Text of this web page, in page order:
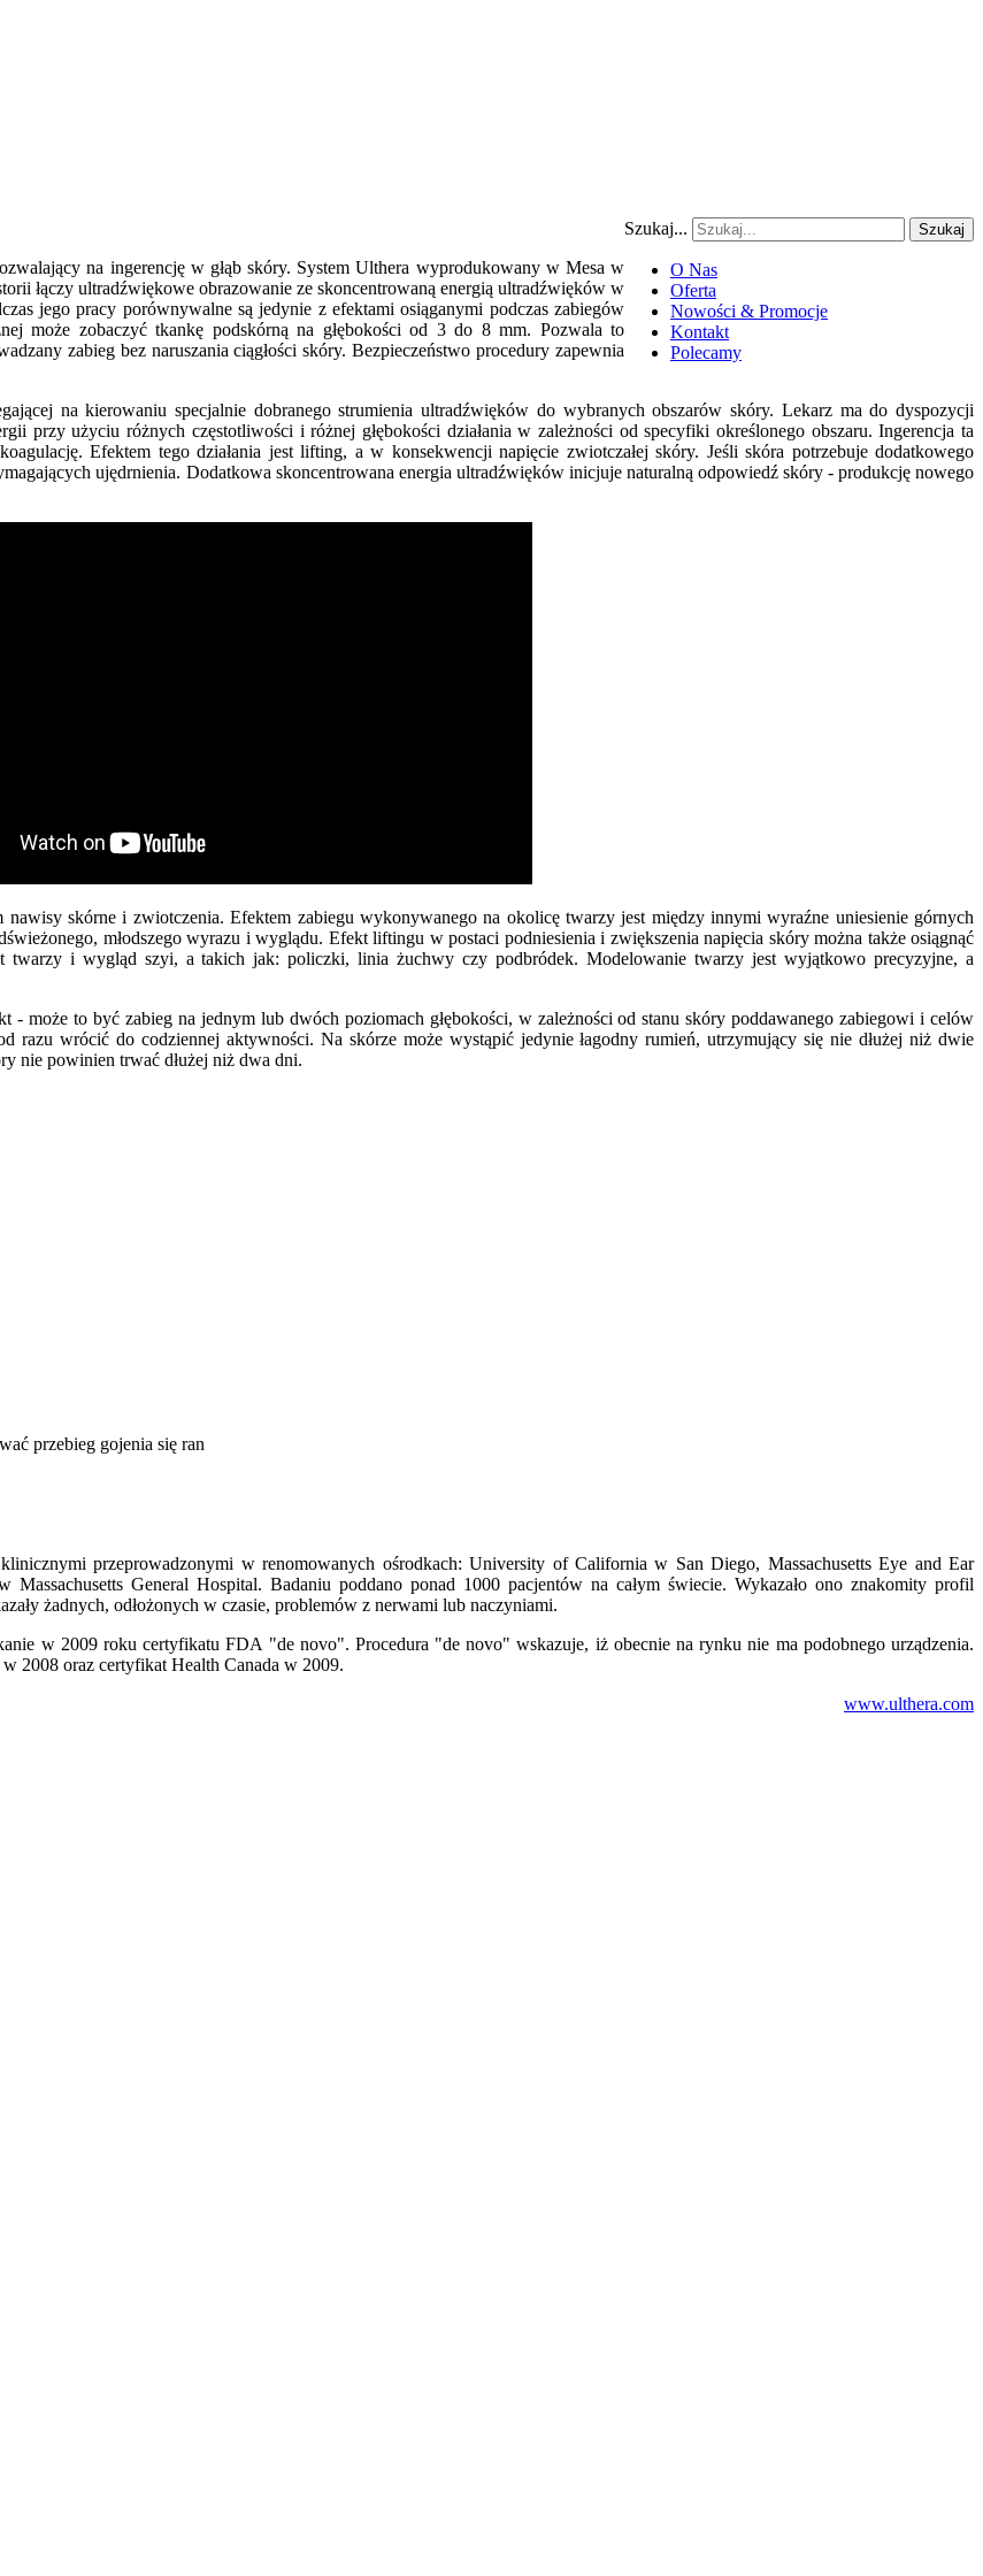
Szukaj... Szukaj
O Nas
Oferta
Nowości & Promocje
Kontakt
Polecamy
na ingerencję w głąb skóry. System Ulthera wyprodukowany w Mesa w
łączy ultradźwiękowe obrazowanie ze skoncentrowaną energią ultradźwięków w
jego pracy porównywalne są jedynie z efektami osiąganymi podczas zabiegów
może zobaczyć tkankę podskórną na głębokości od 3 do 8 mm. Pozwala to
zabieg bez naruszania ciągłości skóry. Bezpieczeństwo procedury zapewnia
na kierowaniu specjalnie dobranego strumienia ultradźwięków do wybranych obszarów skóry. Lekarz ma do dyspozycji
przy użyciu różnych częstotliwości i różnej głębokości działania w zależności od specyfiki określonego obszaru. Ingerencja ta
Efektem tego działania jest lifting, a w konsekwencji napięcie zwiotczałej skóry. Jeśli skóra potrzebuje dodatkowego
ujędrnienia. Dodatkowa skoncentrowana energia ultradźwięków inicjuje naturalną odpowiedź skóry - produkcję nowego
nawisy skórne i zwiotczenia. Efektem zabiegu wykonywanego na okolicę twarzy jest między innymi wyraźne uniesienie górnych
młodszego wyrazu i wyglądu. Efekt liftingu w postaci podniesienia i zwiększenia napięcia skóry można także osiągnąć
twarzy i wygląd szyi, a takich jak: policzki, linia żuchwy czy podbródek. Modelowanie twarzy jest wyjątkowo precyzyjne, a
- może to być zabieg na jednym lub dwóch poziomach głębokości, w zależności od stanu skóry poddawanego zabiegowi i celów
razu wrócić do codziennej aktywności. Na skórze może wystąpić jedynie łagodny rumień, utrzymujący się nie dłużej niż dwie
nie powinien trwać dłużej niż dwa dni.
przebieg gojenia się ran
przeprowadzonymi w renomowanych ośrodkach: University of California w San Diego, Massachusetts Eye and Ear
General Hospital. Badaniu poddano ponad 1000 pacjentów na całym świecie. Wykazało ono znakomity profil
żadnych, odłożonych w czasie, problemów z nerwami lub naczyniami.
w 2009 roku certyfikatu FDA "de novo". Procedura "de novo" wskazuje, iż obecnie na rynku nie ma podobnego urządzenia.
2008 oraz certyfikat Health Canada w 2009.
www.ulthera.com